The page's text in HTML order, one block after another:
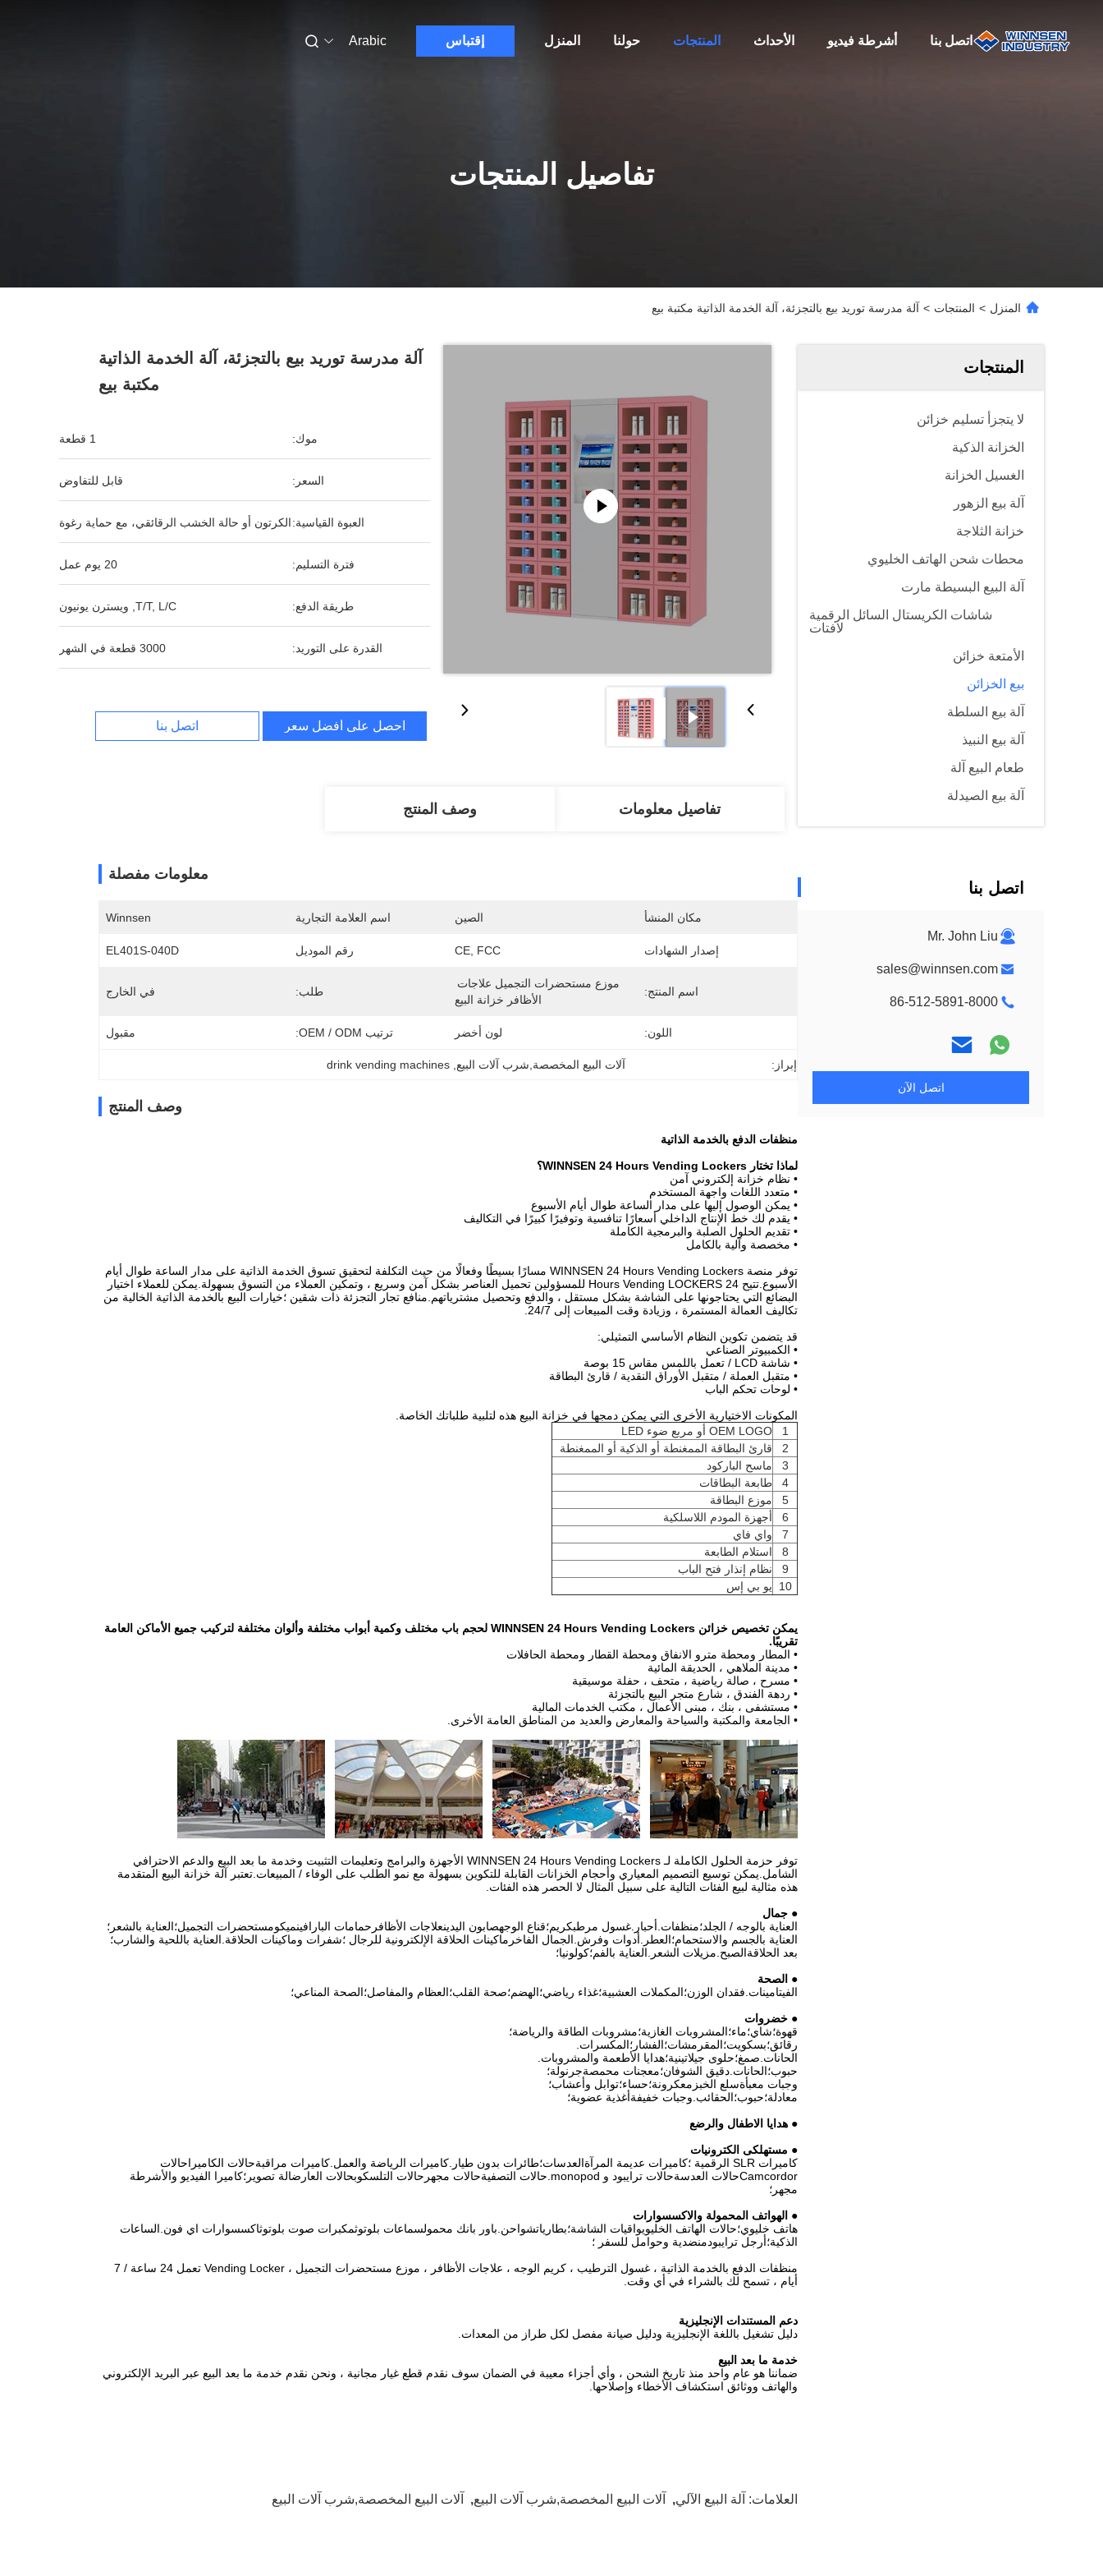
المنزل حولنا المنتجات الأحداث أشرطة فيديو اتصل بنا إقتباس Arabic
تفاصيل المنتجات
المنزل > المنتجات > آلة مدرسة توريد بيع بالتجزئة، آلة الخدمة الذاتية مكتبة بيع
المنتجات
لا يتجزأ تسليم خزائن
الخزانة الذكية
الغسيل الخزانة
آلة بيع الزهور
خزانة الثلاجة
محطات شحن الهاتف الخليوي
آلة البيع البسيطة مارت
شاشات الكريستال السائل الرقمية
لافتات
الأمتعة خزائن
بيع الخزائن
آلة بيع السلطة
آلة بيع النبيذ
طعام البيع آلة
آلة بيع الصيدلة
اتصل بنا
Mr. John Liu
sales@winnsen.com
86-512-5891-8000
اتصل الآن
آلة مدرسة توريد بيع بالتجزئة، آلة الخدمة الذاتية
مكتبة بيع
موك: 1 قطعة
السعر: قابل للتفاوض
العبوة القياسية:الكرتون أو حالة الخشب الرقائقي، مع حماية رغوة
فترة التسليم: 20 يوم عمل
طريقة الدفع: T/T, L/C, ويسترن يونيون
القدرة على التوريد: 3000 قطعة في الشهر
احصل على أفضل سعر اتصل بنا
تفاصيل معلومات وصف المنتج
معلومات مفصلة
مكان المنشأ الصين اسم العلامة التجارية Winnsen
إصدار الشهادات CE, FCC رقم الموديل EL401S-040D
اسم المنتج:
الأظافر خزانة البيع
طلب: في الخارج
اللون: لون أخضر ترتيب OEM / ODM: مقبول
إبراز: آلات البيع المخصصة,شرب آلات البيع ,
drink vending machines
وصف المنتج
منظفات الدفع بالخدمة الذاتية
لماذا تختار WINNSEN 24 Hours Vending Lockers؟
• نظام خزانة إلكتروني آمن
• متعدد اللغات واجهة المستخدم
• يمكن الوصول إليها على مدار الساعة طوال أيام الأسبوع
• يقدم لك خط الإنتاج الداخلي أسعارًا تنافسية وتوفيرًا كبيرًا في التكاليف
• تقديم الحلول الصلبة والبرمجية الكاملة
• مخصصة وآلية بالكامل
توفر منصة WINNSEN 24 Hours Vending Lockers مسارًا بسيطًا وفعالًا من حيث التكلفة لتحقيق تسوق الخدمة الذاتية على مدار الساعة طوال أيام
الأسبوع.تتيح 24 Hours Vending LOCKERS للمسؤولين تحميل العناصر بشكل آمن وسريع ، وتمكين العملاء من التسوق بسهولة.يمكن للعملاء اختيار
البضائع التي يحتاجونها على الشاشة بشكل مستقل ، والدفع وتحصيل مشترياتهم.منافع تجار التجزئة ذات شقين ؛خيارات البيع بالخدمة الذاتية الخالية من
تكاليف العمالة المستمرة ، وزيادة وقت المبيعات إلى 24/7.
قد يتضمن تكوين النظام الأساسي التمثيلي:
• الكمبيوتر الصناعي
• شاشة LCD / تعمل باللمس مقاس 15 بوصة
• متقبل العملة / متقبل الأوراق النقدية / قارئ البطاقة
• لوحات تحكم الباب
المكونات الاختيارية الأخرى التي يمكن دمجها في خزانة البيع هذه لتلبية طلباتك الخاصة.
1
OEM LOGO أو مربع ضوء LED
2
قارئ البطاقة الممغنطة أو الذكية أو الممغنطة
3
ماسح الباركود
4
طابعة البطاقات
5
موزع البطاقة
6
أجهزة المودم اللاسلكية
7
واي فاي
8
استلام الطابعة
9
نظام إنذار فتح الباب
10
يو بي إس
يمكن تخصيص خزائن WINNSEN 24 Hours Vending Lockers لحجم باب مختلف وكمية أبواب مختلفة وألوان مختلفة لتركيب جميع الأماكن العامة
تقريبًا.
• المطار ومحطة مترو الانفاق ومحطة القطار ومحطة الحافلات
• مدينة الملاهي ، الحديقة المائية
• مسرح ، صالة رياضية ، متحف ، حفلة موسيقية
• ردهة الفندق ، شارع متجر البيع بالتجزئة
• مستشفى ، بنك ، مبنى الأعمال ، مكتب الخدمات المالية
• الجامعة والمكتبة والسياحة والمعارض والعديد من المناطق العامة الأخرى.
توفر حزمة الحلول الكاملة لـ WINNSEN 24 Hours Vending Lockers الأجهزة والبرامج وتعليمات التثبيت وخدمة ما بعد البيع والدعم الاحترافي
الشامل.يمكن توسيع التصميم المعياري وأحجام الخزانات القابلة للتكوين بسهولة مع نمو الطلب على الوفاء / المبيعات.تعتبر آلة خزانة البيع المتقدمة
هذه مثالية لبيع الفئات التالية على سبيل المثال لا الحصر هذه الفئات.
● جمال
العناية بالوجه / الجلد؛منظفات.أحبار.غسول مرطبكريم؛قناع الوجهصابون اليدينعلاجات الأظافرحمامات البارافينميكومستحضرات التجميل؛العناية بالشعر؛
العناية بالجسم والاستحمام؛العطر.أدوات وفرش.الجمال الفاخرماكينات الحلاقة الإلكترونية للرجال ؛شفرات وماكينات الحلاقة.العناية باللحية والشارب؛
بعد الحلاقةالصبح.مزيلات الشعر.العناية بالفم؛كولونيا؛
● الصحة
الفيتامينات.فقدان الوزن؛المكملات العشبية؛غذاء رياضي؛الهضم؛صحة القلب؛العظام والمفاصل؛الصحة المناعي؛
● خضروات
قهوة؛شاي؛ماء؛المشروبات الغازية؛مشروبات الطاقة والرياضة؛
رقائق؛بسكويت؛المقرمشات؛الفشار؛المكسرات.
الحانات.صمغ؛حلوى جيلاتينية؛هدايا الأطعمة والمشروبات.
حبوب؛الحانات.دقيق الشوفان؛معجنات محمصةجرنولة؛
وجبات معبأةسلع الخبزمعكرونة؛حساء؛توابل وأعشاب؛
معادلة؛حبوب؛الحقائب.وجبات خفيفةأغذية عضوية؛
● هدايا الاطفال والرضع
● مستهلكى الكترونيات
كاميرات SLR الرقمية ؛كاميرات عديمة المرآةالعدسات؛طائرات بدون طيار.كاميرات الرياضة والعمل.كاميرات مراقبةحالات الكاميراحالات
Camcordorحالات العدسةحالات ترايبود و monopod.حالات التصفيةحالات مجهرحالات التلسكوبحالات العارضالة تصوير؛كاميرا الفيديو والأشرطة
مجهر؛
● الهواتف المحمولة والاكسسوارات
هاتف خليوي؛حالات الهاتف الخليويواقيات الشاشة؛بطارياتشواحن.باور بانك محمولسماعات بلوتوثمكبرات صوت بلوتوثاكسسوارات اي فون.الساعات
الذكية؛أرجل ترايبودمنضدية وحوامل للسفر ؛
منظفات الدفع بالخدمة الذاتية ، غسول الترطيب ، كريم الوجه ، علاجات الأظافر ، موزع مستحضرات التجميل ، Vending Locker تعمل 24 ساعة / 7
أيام ، تسمح لك بالشراء في أي وقت.
دعم المستندات الإنجليزية
دليل تشغيل باللغة الإنجليزية ودليل صيانة مفصل لكل طراز من المعدات.
خدمة ما بعد البيع
ضماننا هو عام واحد منذ تاريخ الشحن ، وأي أجزاء معيبة في الضمان سوف نقدم قطع غيار مجانية ، ونحن نقدم خدمة ما بعد البيع عبر البريد الإلكتروني
والهاتف ووثائق استكشاف الأخطاء وإصلاحها.
العلامات: آلة البيع الآلي, آلات البيع المخصصة,شرب آلات البيع, آلات البيع المخصصة,شرب آلات البيع